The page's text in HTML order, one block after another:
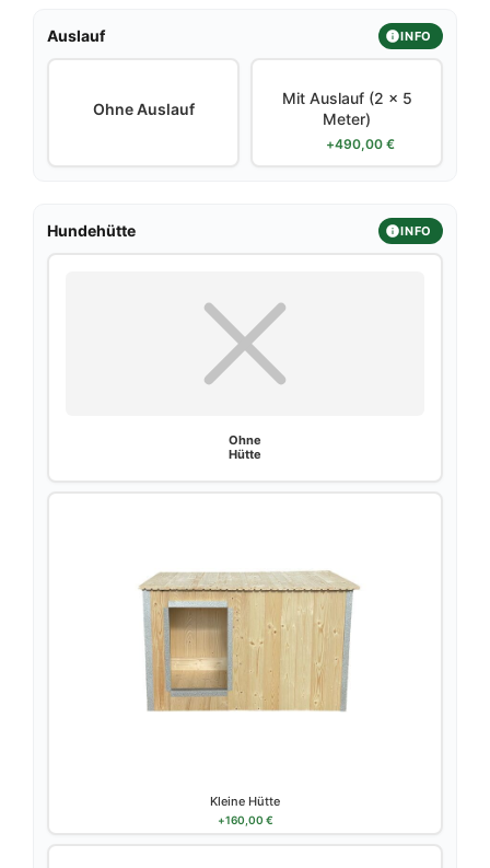
Auslauf INFO
Ohne Auslauf
Mit Auslauf (2 x 5
Meter)
+490,00 €
Hundehütte INFO
Ohne
Hütte
Kleine Hütte
+160,00 €